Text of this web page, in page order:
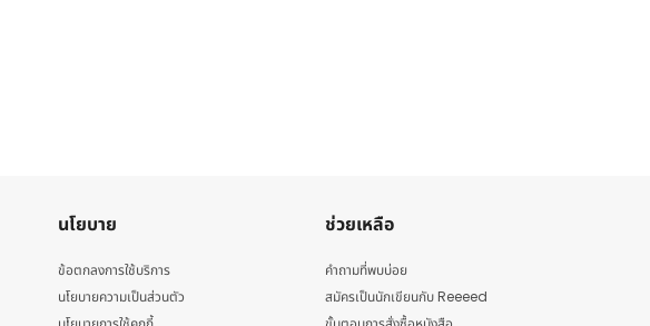
นโยบาย
ข้อตกลงการใช้บริการ
นโยบายความเป็นส่วนตัว
ช่วยเหลือ
คำถามที่พบบ่อย
สมัครเป็นนักเขียนกับ Reeeed